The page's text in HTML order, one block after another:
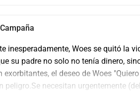
inesperadamente, Woes se quitó la
su padre no solo no tenía dinero,
exorbitantes, el deseo de Woes
peligro.Se necesitan urgentemente